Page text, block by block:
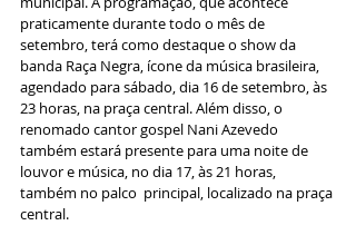
praticamente durante todo o mês de
setembro, terá como destaque o show da
banda Raça Negra, ícone da música brasileira,
agendado para sábado, dia 16 de setembro, às
23 horas, na praça central. Além disso, o
renomado cantor gospel Nani Azevedo
também estará presente para uma noite de
louvor e música, no dia 17, às 21 horas,
também no palco  principal, localizado na praça
central.